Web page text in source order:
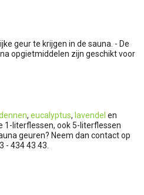
geur te krijgen in de sauna. - De
opgietmiddelen zijn geschikt voor
, eucalyptus, lavendel en
1-literflessen, ook 5-literflessen
geuren? Neem dan contact op
- 434 43 43.